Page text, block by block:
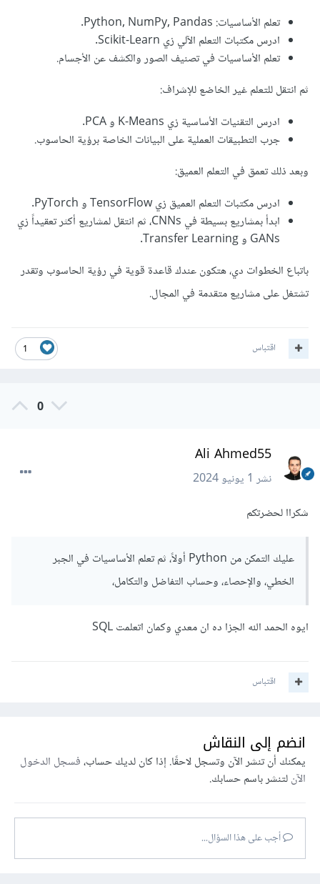
تعلم الأساسيات: Python, NumPy, Pandas.
ادرس مكتبات التعلم الآلي زي Scikit-Learn.
تعلم الأساسيات في تصنيف الصور والكشف عن الأجسام.
ثم انتقل للتعلم غير الخاضع للإشراف:
ادرس التقنيات الأساسية زي K-Means و PCA.
جرب التطبيقات العملية على البيانات الخاصة برؤية الحاسوب.
وبعد ذلك تعمق في التعلم العميق:
ادرس مكتبات التعلم العميق زي TensorFlow و PyTorch.
ابدأ بمشاريع بسيطة في CNNs، ثم انتقل لمشاريع أكثر تعقيداً زي
GANs و Transfer Learning.
باتباع الخطوات دي، هتكون عندك قاعدة قوية في رؤية الحاسوب وتقدر
تشتغل على مشاريع متقدمة في المجال.
1 اقتباس
0
Ali Ahmed55
نشر1 يونيو 2024
شكراا لحضرتكم
عليك التمكن من Python أولاً، ثم تعلم الأساسيات في الجبر
الخطي، والإحصاء، وحساب التفاضل والتكامل،
ايوه الحمد الله الجزا ده ان معدي وكمان اتعلمت SQL
اقتباس
انضم إلى النقاش
يمكنك أن تنشر الآن وتسجل لاحقًا. إذا كان لديك حساب،فسجل الدخول
الآنلتنشر باسم حسابك.
أجب على هذا السؤال...